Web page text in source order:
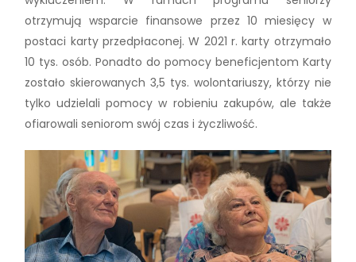
otrzymują wsparcie finansowe przez 10 miesięcy w
postaci karty przedpłaconej. W 2021 r. karty otrzymało
10 tys. osób. Ponadto do pomocy beneficjentom Karty
zostało skierowanych 3,5 tys. wolontariuszy, którzy nie
tylko udzielali pomocy w robieniu zakupów, ale także
ofiarowali seniorom swój czas i życzliwość.